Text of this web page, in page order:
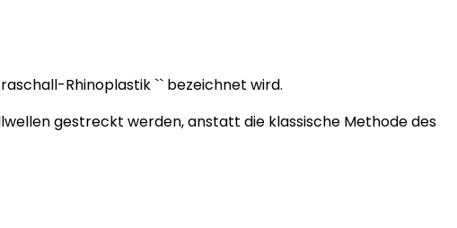
Rhinoplastik `` bezeichnet wird.
gestreckt werden, anstatt die klassische Methode des